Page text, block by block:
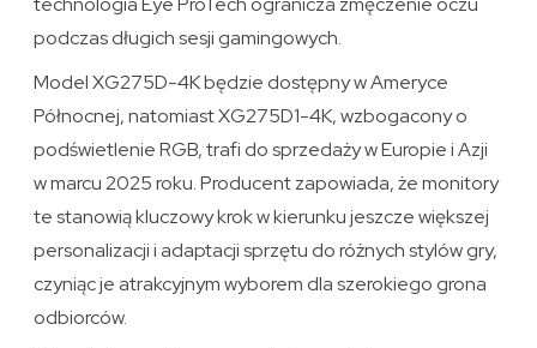
podczas długich sesji gamingowych.
Model XG275D-4K będzie dostępny w Ameryce
Północnej, natomiast XG275D1-4K, wzbogacony o
podświetlenie RGB, trafi do sprzedaży w Europie i Azji
w marcu 2025 roku. Producent zapowiada, że monitory
te stanowią kluczowy krok w kierunku jeszcze większej
personalizacji i adaptacji sprzętu do różnych stylów gry,
czyniąc je atrakcyjnym wyborem dla szerokiego grona
odbiorców.